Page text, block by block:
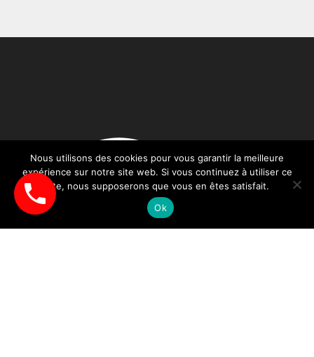
Nous utilisons des cookies pour vous garantir la meilleure
expérience sur notre site web. Si vous continuez à utiliser ce
site, nous supposerons que vous en êtes satisfait.
Ok